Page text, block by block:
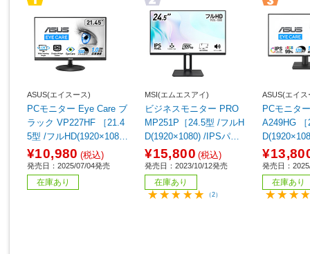
ASUS(エイスース)
PCモニター Eye Care ブ
ラック VP227HF ［21.4
5型 /フルHD(1920×1080)
/ワイド /100Hz］
¥10,980 (税込)
発売日：2025/07/04発売
在庫あり
MSI(エムエスアイ)
ビジネスモニター PRO
MP251P［24.5型 /フルH
D(1920×1080) /IPSパネ
ル /ワイド］
¥15,800 (税込)
発売日：2023/10/12発売
在庫あり
（2）
ASUS(エイス
PCモニタ
A249HG
20Hz］
発売日：
在庫あり